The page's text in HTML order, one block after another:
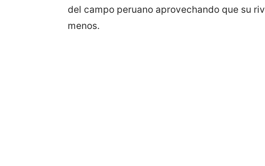
del campo peruano aprovechando que su
menos.